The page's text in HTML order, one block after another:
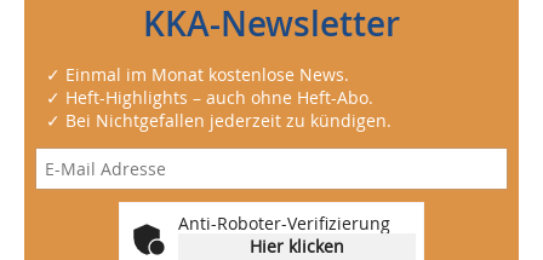
KKA-Newsletter
✓ Einmal im Monat kostenlose News.
✓ Heft-Highlights – auch ohne Heft-Abo.
✓ Bei Nichtgefallen jederzeit zu kündigen.
Anti-Roboter-Verifizierung
Hier klicken